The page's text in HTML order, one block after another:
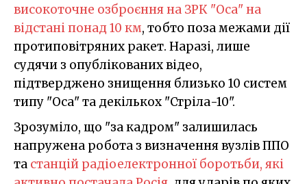
високоточне озброєння на ЗРК "Оса" на
відстані понад 10 км, тобто поза межами дії
протиповітряних ракет. Наразі, лише
судячи з опублікованих відео,
підтверджено знищення близько 10 систем
типу "Оса" та декількох "Стріла-10".
Зрозуміло, що "за кадром" залишилась
напружена робота з визначення вузлів ППО
та станцій радіоелектронної боротьби, які